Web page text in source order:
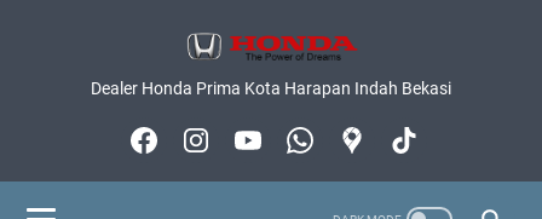
Dealer Honda Prima Kota Harapan Indah Bekasi